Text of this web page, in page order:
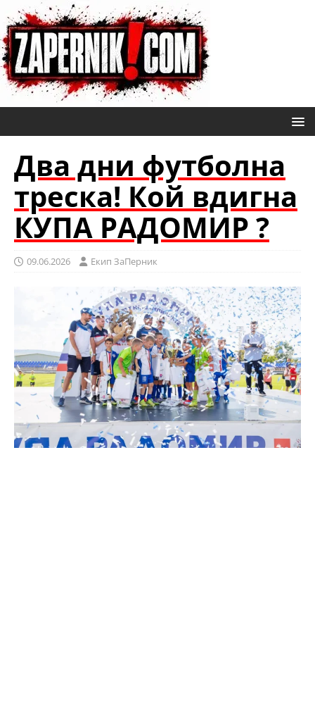
Два дни футболна
треска! Кой вдигна
КУПА РАДОМИР ?
09.06.2026 Eкип ЗаПерник